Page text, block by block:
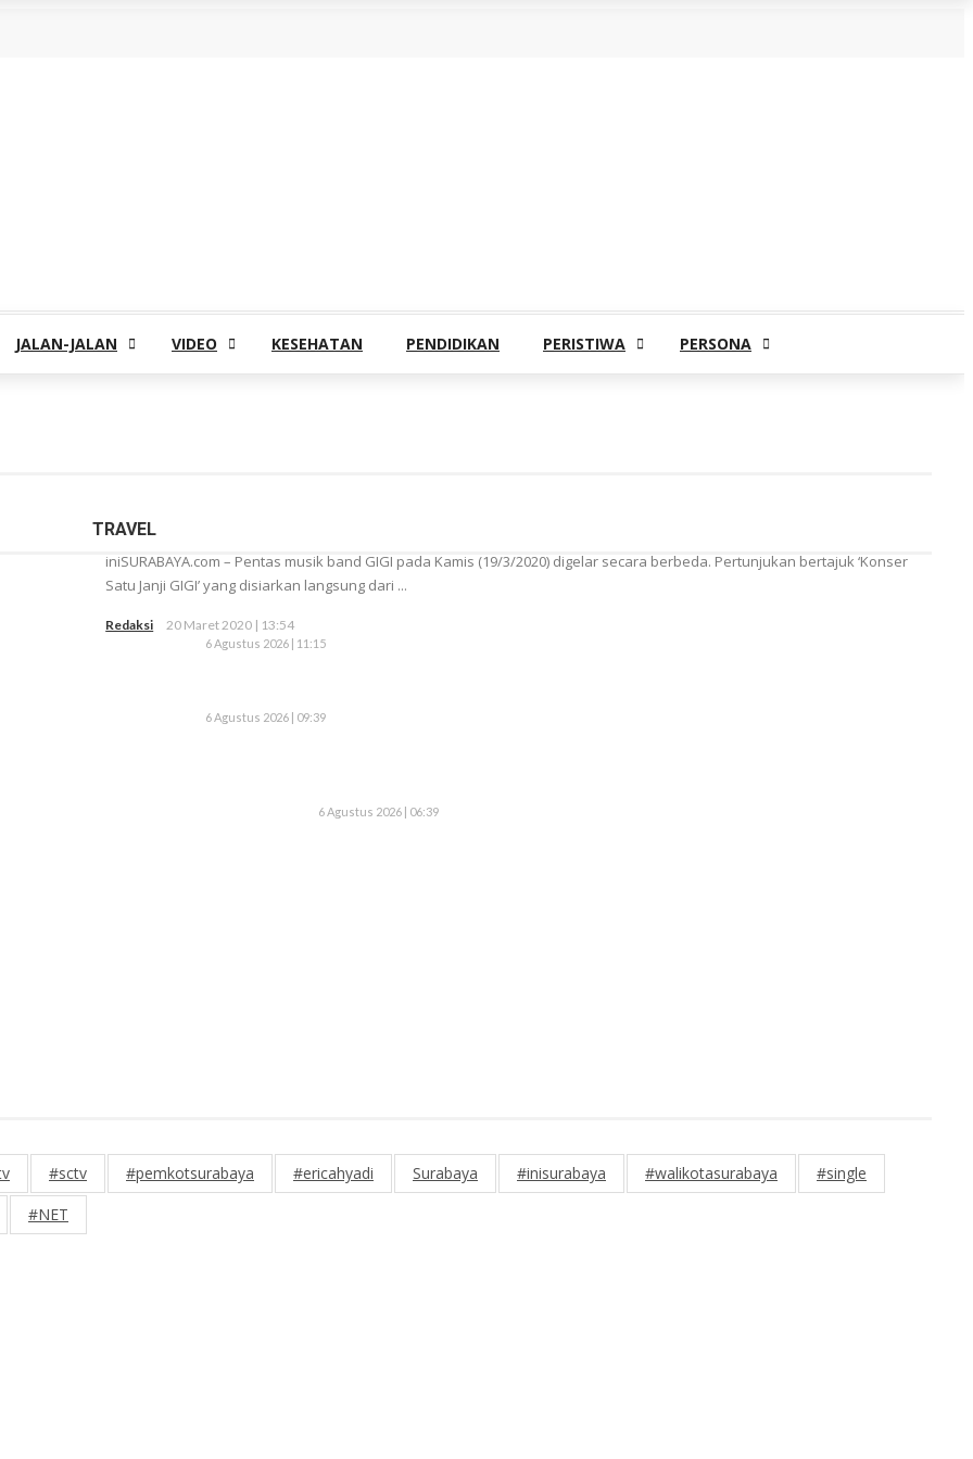
JALAN-JALAN VIDEO KESEHATAN PENDIDIKAN PERISTIWA PERSONA
iniSURABAYA.com – Pentas musik band GIGI pada Kamis (19/3/2020) digelar secara berbeda. Pertunjukan bertajuk ‘Konser
Satu Janji GIGI’ yang disiarkan langsung dari ...
Redaksi 20 Maret 2020 | 13:54
TRAVEL
6 Agustus 2026 | 11:15
6 Agustus 2026 | 09:39
6 Agustus 2026 | 06:39
#sctv #pemkotsurabaya #ericahyadi Surabaya #inisurabaya #walikotasurabaya
#single
#NET